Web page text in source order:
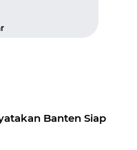
Banten Siap